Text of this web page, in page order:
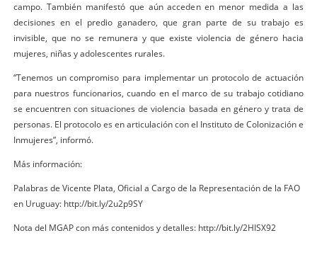
campo. También manifestó que aún acceden en menor medida a las
decisiones en el predio ganadero, que gran parte de su trabajo es
invisible, que no se remunera y que existe violencia de género hacia
mujeres, niñas y adolescentes rurales.
“Tenemos un compromiso para implementar un protocolo de actuación
para nuestros funcionarios, cuando en el marco de su trabajo cotidiano
se encuentren con situaciones de violencia basada en género y trata de
personas. El protocolo es en articulación con el Instituto de Colonización e
Inmujeres”, informó.
Más información:
Palabras de Vicente Plata, Oficial a Cargo de la Representación de la FAO
en Uruguay: http://bit.ly/2u2p9SY
Nota del MGAP con más contenidos y detalles: http://bit.ly/2HISX92